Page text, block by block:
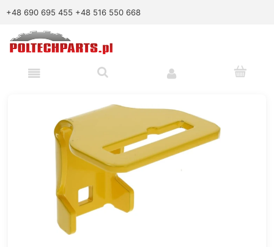
+48 690 695 455 +48 516 550 668